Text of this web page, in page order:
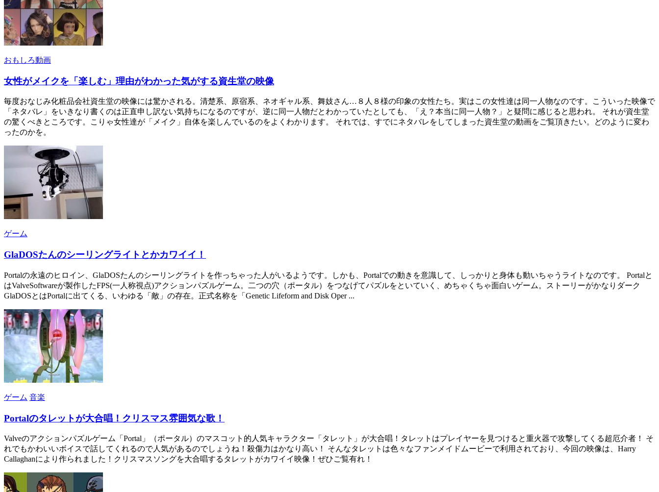
おもしろ動画
女性がメイクを「楽しむ」理由がわかった気がする資生堂の映像
毎度おなじみ化粧品会社資生堂の映像には驚かされる。清楚系、原宿系、ネオギャル系、舞妓さん…８人８様の印象の女性たち。実はこの女性達は同一人物なのです。こういった映像で
「ネタバレ」をいきなり書くのは正直申し訳ない気持ちになるのですが、逆に同一人物だとわかっていたとしても、「え？本当に同一人物？」と疑問に感じると思われ。 それが資生堂
の驚くべきところです。こりゃ女性達が「メイク」自体を楽しんでいるのをよくわかります。 それでは、すでにネタバレをしてしまった資生堂の動画をご覧頂きたい。どのように変わ
ったのかを。
ゲーム
GlaDOSたんのシーリングライトとかカワイイ！
Portalの永遠のヒロイン、GlaDOSたんのシーリングライトを作っちゃった人がいるようです。しかも、Portalでの動きを意識して、しっかりと身体も動いちゃうライトなのです。 Portalと
はValveSoftwareが製作したFPS(一人称視点)アクションパズルゲーム。二つの穴（ポータル）をつなげてパズルをといていく、めちゃくちゃ面白いゲーム。ストーリーがかなりダーク
GlaDOSとはPortalに出てくる、いわゆる「敵」の存在。正式名称を「Genetic Lifeform and Disk Oper ...
ゲーム 音楽
Portalのタレットが大合唱！クリスマス雰囲気な歌！
Valveのアクションパズルゲーム「Portal」（ポータル）のマスコット的人気キャラクター「タレット」が大合唱！タレットはプレイヤーを見つけると重火器で攻撃してくる超厄介者！ そ
れでもかわいいボイスで話してくれるので人気があるのでしょうね！殺傷力はかなり高い！ そんなタレットは色々なファンメイドムービーで利用されており、今回の映像は、Harry
Callaghanにより作られました！クリスマスソングを大合唱するタレットがカワイイ映像！ぜひご覧有れ！